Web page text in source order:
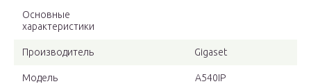
Основные
характеристики
Производитель Gigaset
Модель A540IP